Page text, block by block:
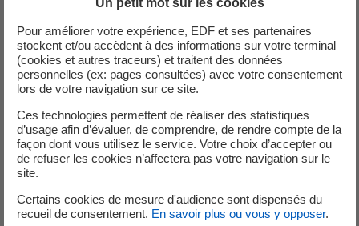
consommation
Ces index mesurent la consommation de votre installation
en dehors des périodes de production : veille de
l'onduleur, auxiliaires, alimentation des systèmes
électroniques. Elle est très faible et varie peu d'une année
à l'autre.
L'ancien index de non-consommation,
Un petit mot sur les cookies
Pour améliorer votre expérience, EDF et ses partenaires
stockent et/ou accèdent à des informations sur votre terminal
(cookies et autres traceurs) et traitent des données
personnelles (ex: pages consultées) avec votre consentement
lors de votre navigation sur ce site.
Ces technologies permettent de réaliser des statistiques
d’usage afin d’évaluer, de comprendre, de rendre compte de la
façon dont vous utilisez le service. Votre choix d’accepter ou
de refuser les cookies n’affectera pas votre navigation sur le
site.
Certains cookies de mesure d'audience sont dispensés du
recueil de consentement. En savoir plus ou vous y opposer.